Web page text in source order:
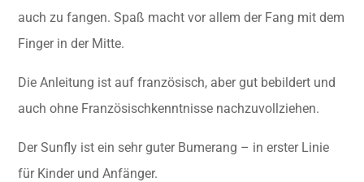
auch zu fangen. Spaß macht vor allem der Fang mit dem
Finger in der Mitte.
Die Anleitung ist auf französisch, aber gut bebildert und
auch ohne Französischkenntnisse nachzuvollziehen.
Der Sunfly ist ein sehr guter Bumerang – in erster Linie
für Kinder und Anfänger.​